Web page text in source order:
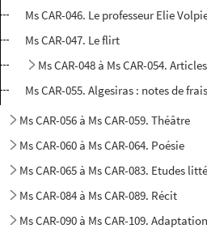
Ms CAR-046. Le professeur Elie
Ms CAR-047. Le flirt
Ms CAR-048 à Ms CAR-054.
Ms CAR-055. Algesiras : notes de
Ms CAR-056 à Ms CAR-059. Théâtre
Ms CAR-060 à Ms CAR-064. Poésie
Ms CAR-065 à Ms CAR-083. Etudes
Ms CAR-084 à Ms CAR-089. Récit
Ms CAR-090 à Ms CAR-109.